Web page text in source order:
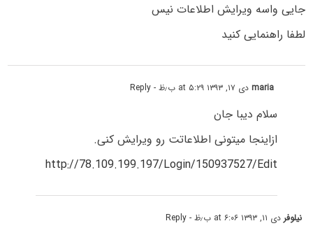
جایى واسه ویرایش اطلاعات نیس
لطفا راهنمایى کنید
mariaدی ۱۷, ۱۳۹۳ at ۵:۲۹ ب٫ظ - Reply
سلام دیبا جان
ازاینجا میتونی اطلاعاتت رو ویرایش کنی.
http://78.109.199.197/Login/150937527/Edit
نیلوفردی ۱۱, ۱۳۹۳ at ۶:۰۶ ب٫ظ - Reply